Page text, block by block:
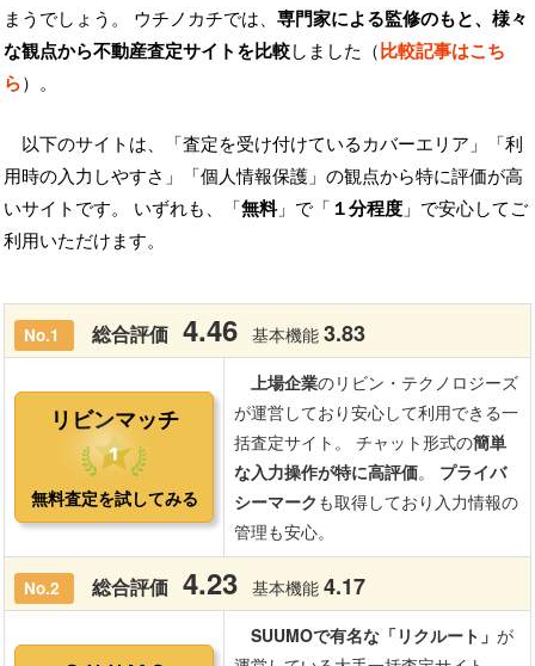
まうでしょう。 ウチノカチでは、 専門家による監修のもと、様々
な観点から不動産査定サイトを比較しました（比較記事はこち
ら）。
以下のサイトは、「査定を受け付けているカバーエリア」「利
用時の入力しやすさ」「個人情報保護」の観点から特に評価が高
いサイトです。 いずれも、「無料」で「 １分程度 」で安心してご
利用いただけます。